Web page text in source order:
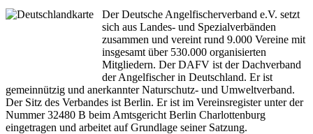
Der Deutsche Angelfischerverband e.V. setzt
sich aus Landes- und Spezialverbänden
zusammen und vereint rund 9.000 Vereine mit
insgesamt über 530.000 organisierten
Mitgliedern. Der DAFV ist der Dachverband
der Angelfischer in Deutschland. Er ist
gemeinnützig und anerkannter Naturschutz- und Umweltverband.
Der Sitz des Verbandes ist Berlin. Er ist im Vereinsregister unter der
Nummer 32480 B beim Amtsgericht Berlin Charlottenburg
eingetragen und arbeitet auf Grundlage seiner Satzung.